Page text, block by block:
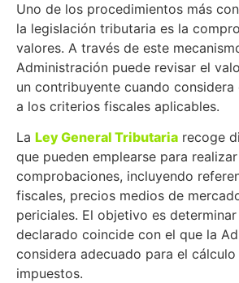
Uno de los procedimientos más
la legislación tributaria es la
valores. A través de este
Administración puede revisar el
un contribuyente cuando considera
a los criterios fiscales aplicables.
La Ley General Tributaria recoge
que pueden emplearse para
comprobaciones, incluyendo
fiscales, precios medios de
periciales. El objetivo es
declarado coincide con el que la
considera adecuado para el
impuestos.